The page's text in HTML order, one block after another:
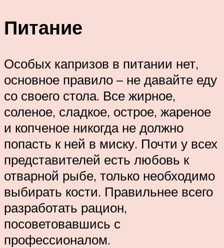
Питание
Особых капризов в питании нет,
основное правило – не давайте еду
со своего стола. Все жирное,
соленое, сладкое, острое, жареное
и копченое никогда не должно
попасть к ней в миску. Почти у всех
представителей есть любовь к
отварной рыбе, только необходимо
выбирать кости. Правильнее всего
разработать рацион,
посоветовавшись с
профессионалом.